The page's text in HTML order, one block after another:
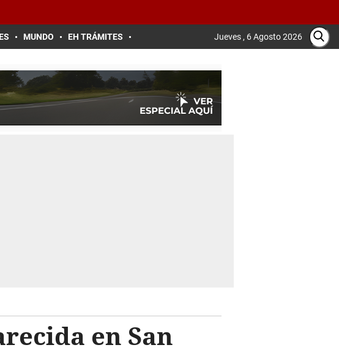
MUNDO EH TRÁMITES Jueves , 6 Agosto 2026
en San